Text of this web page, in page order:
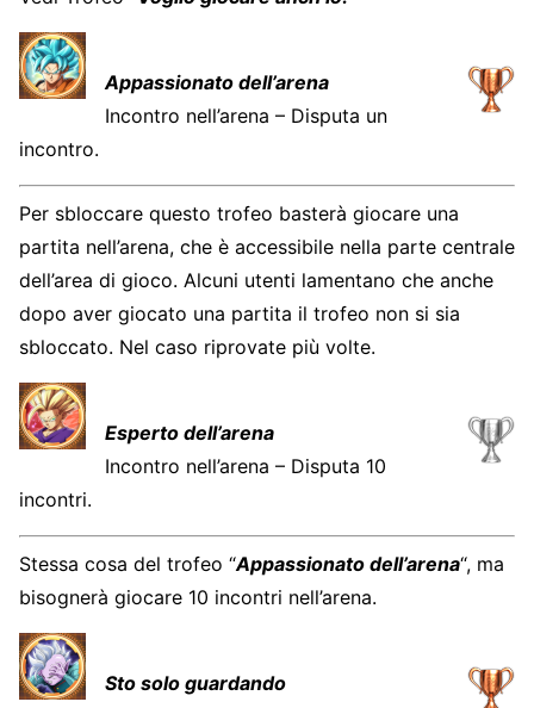
Appassionato dell’arena
Incontro nell’arena – Disputa un
incontro.
Per sbloccare questo trofeo basterà giocare una
partita nell’arena, che è accessibile nella parte centrale
dell’area di gioco. Alcuni utenti lamentano che anche
dopo aver giocato una partita il trofeo non si sia
sbloccato. Nel caso riprovate più volte.
Esperto dell’arena
Incontro nell’arena – Disputa 10
incontri.
Stessa cosa del trofeo “Appassionato dell’arena“, ma
bisognerà giocare 10 incontri nell’arena.
Sto solo guardando